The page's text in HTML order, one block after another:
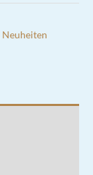
Neuheiten